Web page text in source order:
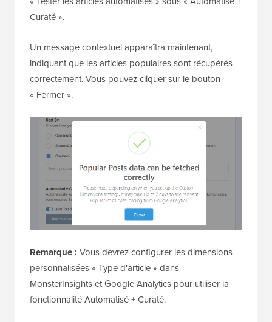
Curaté ».
Un message contextuel apparaîtra maintenant,
indiquant que les articles populaires sont récupérés
correctement. Vous pouvez cliquer sur le bouton
« Fermer ».
Remarque : Vous devrez configurer les dimensions
personnalisées « Type d'article » dans
MonsterInsights et Google Analytics pour utiliser la
fonctionnalité Automatisé + Curaté.